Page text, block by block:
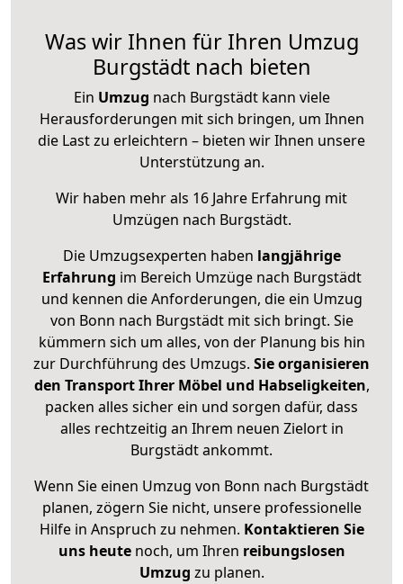
Was wir Ihnen für Ihren Umzug
Burgstädt nach bieten
Ein Umzug nach Burgstädt kann viele
Herausforderungen mit sich bringen, um Ihnen
die Last zu erleichtern – bieten wir Ihnen unsere
Unterstützung an.
Wir haben mehr als 16 Jahre Erfahrung mit
Umzügen nach Burgstädt.
Die Umzugsexperten haben langjährige
Erfahrung im Bereich Umzüge nach Burgstädt
und kennen die Anforderungen, die ein Umzug
von Bonn nach Burgstädt mit sich bringt. Sie
kümmern sich um alles, von der Planung bis hin
zur Durchführung des Umzugs. Sie organisieren
den Transport Ihrer Möbel und Habseligkeiten,
packen alles sicher ein und sorgen dafür, dass
alles rechtzeitig an Ihrem neuen Zielort in
Burgstädt ankommt.
Wenn Sie einen Umzug von Bonn nach Burgstädt
planen, zögern Sie nicht, unsere professionelle
Hilfe in Anspruch zu nehmen. Kontaktieren Sie
uns heutenoch, um Ihren reibungslosen
Umzug zu planen.